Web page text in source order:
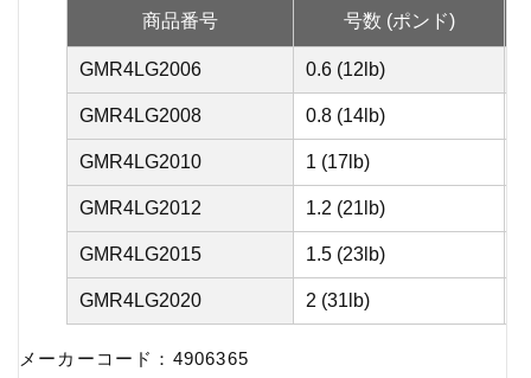
商品番号 号数 (ポンド)
GMR4LG2006 0.6 (12lb)
GMR4LG2008 0.8 (14lb)
GMR4LG2010 1 (17lb)
GMR4LG2012 1.2 (21lb)
GMR4LG2015 1.5 (23lb)
GMR4LG2020 2 (31lb)
メーカーコード：4906365